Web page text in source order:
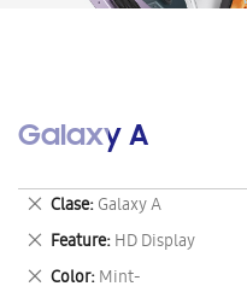
Galaxy A
Clase Galaxy A
Eliminar
este
artículo
Feature HD Display
Eliminar
este
Color Mint-
Eliminar